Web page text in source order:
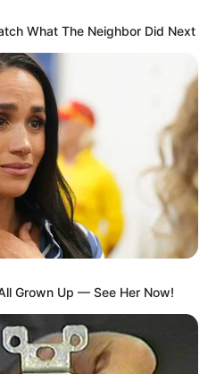
szemben.
azt is közölte, hogy a
végkielégítést nem
kárpátaljai
jogszabály alapján jár,
Református
kommentben
What The Neighbor Did Next
Grown Up — See Her Now!